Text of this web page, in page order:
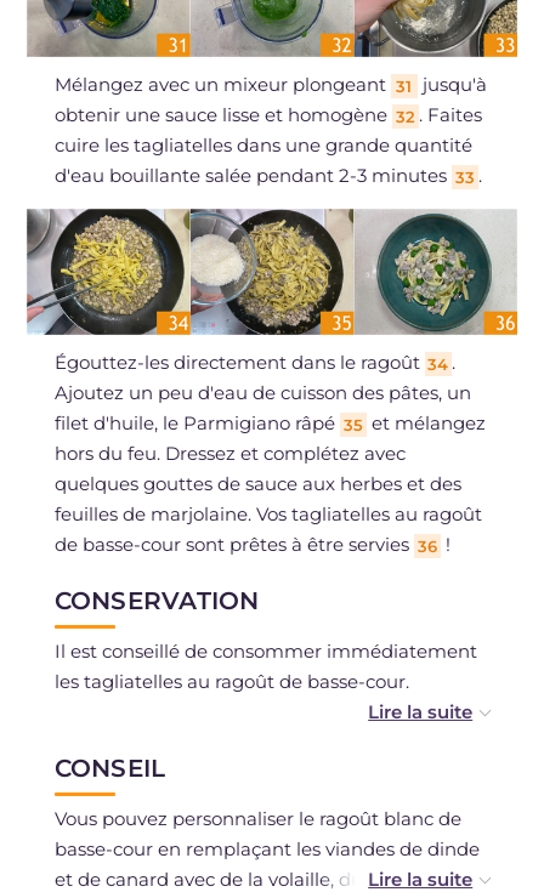
Mélangez avec un mixeur plongeant 31
jusqu'à
obtenir une sauce lisse et homogène 32 . Faites
cuire les tagliatelles dans une grande quantité
d'eau bouillante salée pendant 2-3 minutes 33 .
Égouttez-les directement dans le ragoût 34 .
Ajoutez un peu d'eau de cuisson des pâtes, un
filet d'huile, le Parmigiano râpé 35 et mélangez
hors du feu. Dressez et complétez avec
quelques gouttes de sauce aux herbes et des
feuilles de marjolaine. Vos tagliatelles au ragoût
de basse-cour sont prêtes à être servies 36 !
CONSERVATION
Il est conseillé de consommer immédiatement
les tagliatelles au ragoût de basse-cour.
et les laisser sécher. Le ragoût peut être
conservé au réfrigérateur pendant 2-3 jours,
dans un récipient hermétique ; sinon vous
pouvez le congeler.
CONSEIL
Vous pouvez personnaliser le ragoût blanc de
basse-cour en remplaçant les viandes de dinde
et de canard avec de la volaille, du pintade ou